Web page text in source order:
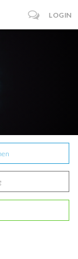
LOGIN